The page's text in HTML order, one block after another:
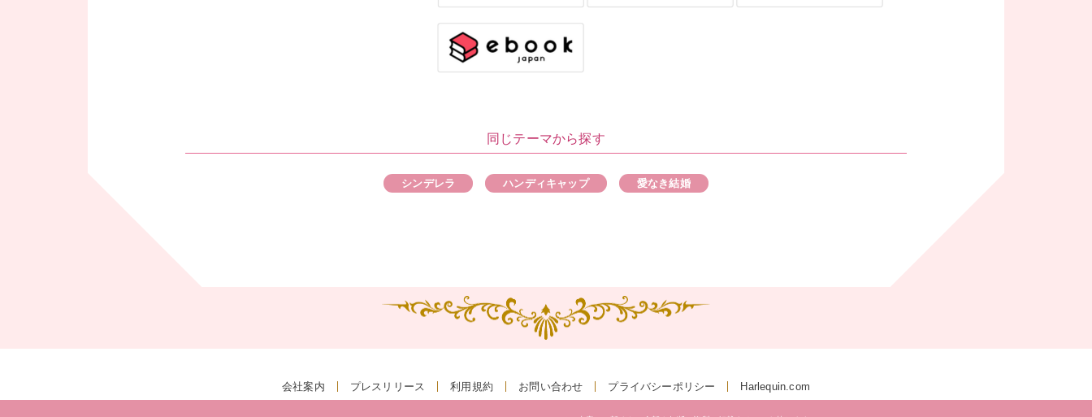
同じテーマから探す
シンデレラ ハンディキャップ 愛なき結婚
会社案内 プレスリリース 利用規約 お問い合わせ プライバシーポリシー Harlequin.com